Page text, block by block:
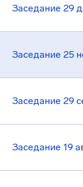
Заседание 29
Заседание 25
Заседание 29
Заседание 19